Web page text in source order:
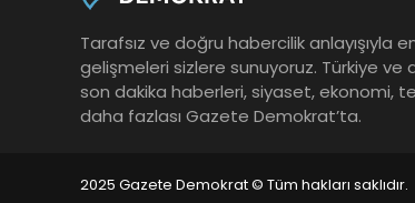
Tarafsız ve doğru habercilik anlayışıyla
gelişmeleri sizlere sunuyoruz. Türkiye ve
son dakika haberleri, siyaset, ekonomi,
daha fazlası Gazete Demokrat’ta.
2025 Gazete Demokrat © Tüm hakları saklıdır.